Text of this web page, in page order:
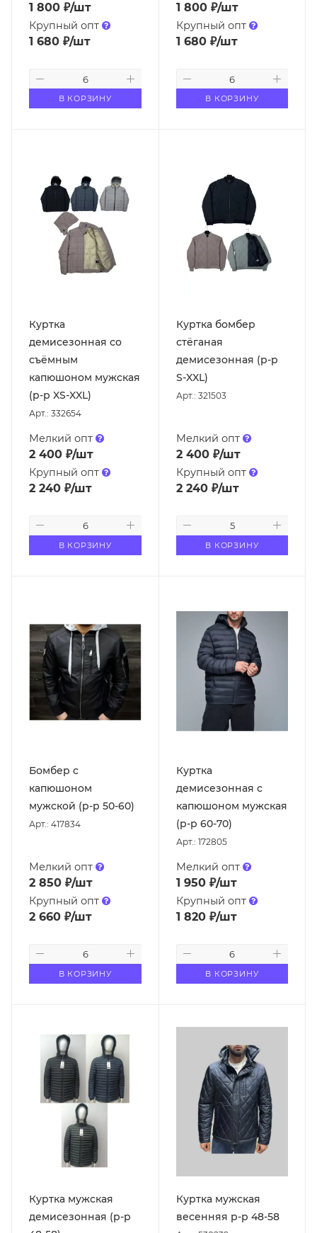
1 800 ₽/шт
Крупный опт
1 680 ₽/шт
В КОРЗИНУ
1 800₽/шт
Крупный опт
1 680₽/шт
В КОРЗИНУ
Куртка
демисезонная со
съёмным
капюшоном мужская
(р-р XS-XXL)
Арт.: 332654
Мелкий опт
2 400 ₽/шт
Крупный опт
2 240 ₽/шт
В КОРЗИНУ
Куртка бомбер
стёганая
демисезонная (р-р
S-XXL)
Арт.: 321503
Мелкий опт
2 400₽/шт
Крупный опт
2 240₽/шт
В КОРЗИНУ
Бомбер с
капюшоном
мужской (р-р 50-60)
Арт.: 417834
Мелкий опт
2 850 ₽/шт
Крупный опт
2 660 ₽/шт
В КОРЗИНУ
Куртка
демисезонная с
капюшоном мужская
(р-р 60-70)
Арт.: 172805
Мелкий опт
1 950₽/шт
Крупный опт
1 820₽/шт
В КОРЗИНУ
Куртка мужская
демисезонная (р-р
Куртка мужская
весенняя р-р 48-58